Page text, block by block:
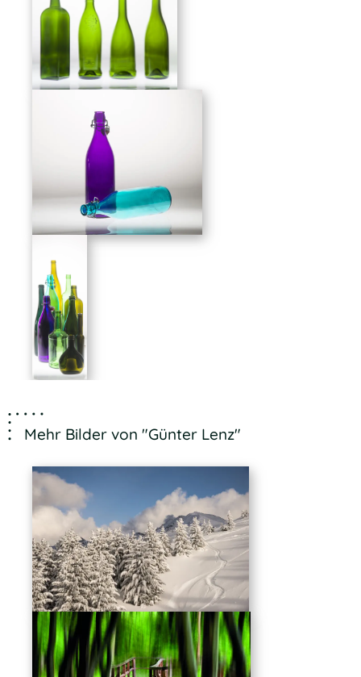
Mehr Bilder von "Günter Lenz"